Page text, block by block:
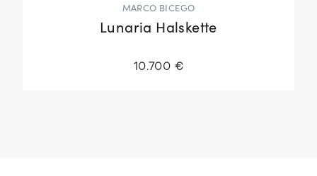
MARCO BICEGO
Lunaria Halskette
10.700 €